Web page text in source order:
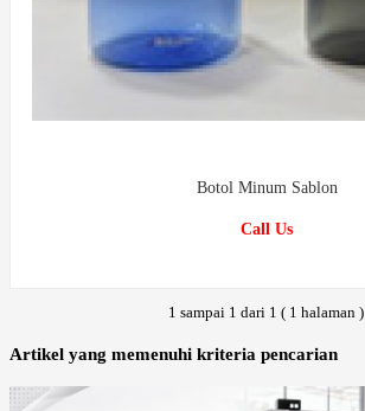
Botol Minum Sablon
Call Us
1 sampai 1 dari 1 ( 1 halaman )
Artikel yang memenuhi kriteria pencarian